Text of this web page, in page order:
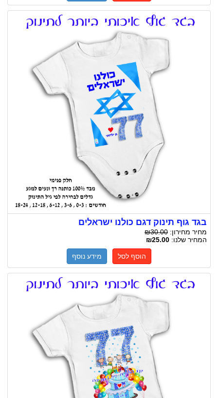
בגד גוף תינוק דגם כולנו ישראלים
מחיר מחירון: ₪30.00
המחיר שלנו: ₪25.00
הוסף לסל מידע נוסף